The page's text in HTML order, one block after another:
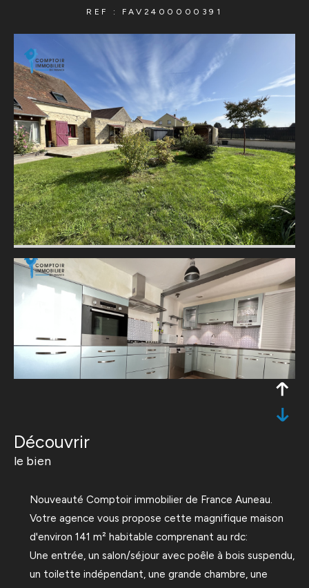
REF : FAV2400000391
découvrir
le bien
Nouveauté Comptoir immobilier de France Auneau.
Votre agence vous propose cette magnifique maison
d'environ 141 m² habitable comprenant au rdc:
Une entrée, un salon/séjour avec poêle à bois suspendu,
un toilette indépendant, une grande chambre, une